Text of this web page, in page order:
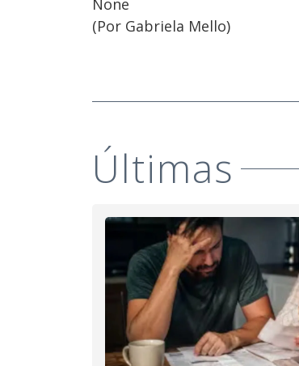
None
(Por Gabriela Mello)
Últimas